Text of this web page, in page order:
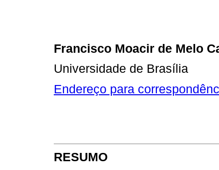
Francisco Moacir de Melo
Universidade de Brasília
Endereço para
RESUMO